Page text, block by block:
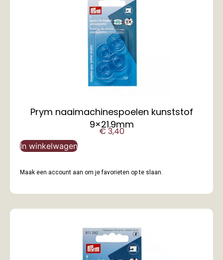
Prym naaimachinespoelen kunststof
9×21.9mm
€3,40
In winkelwagen
Maak een account aan om je favorieten op te slaan.